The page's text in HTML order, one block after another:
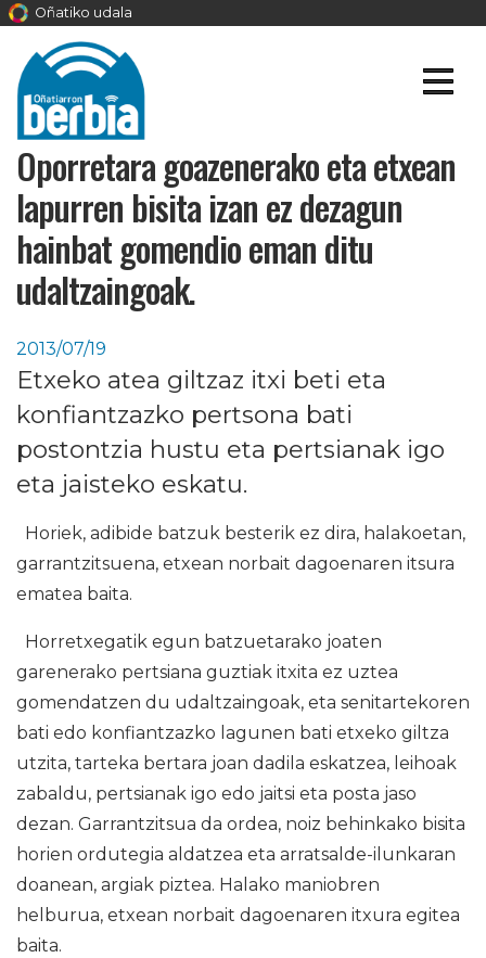
Oñatiko udala
Oporretara goazenerako eta etxean
lapurren bisita izan ez dezagun
hainbat gomendio eman ditu
udaltzaingoak.
2013/07/19
Etxeko atea giltzaz itxi beti eta
konfiantzazko pertsona bati
postontzia hustu eta pertsianak igo
eta jaisteko eskatu.
Horiek, adibide batzuk besterik ez dira, halakoetan,
garrantzitsuena, etxean norbait dagoenaren itsura
ematea baita.
Horretxegatik egun batzuetarako joaten
garenerako pertsiana guztiak itxita ez uztea
gomendatzen du udaltzaingoak, eta senitartekoren
bati edo konfiantzazko lagunen bati etxeko giltza
utzita, tarteka bertara joan dadila eskatzea, leihoak
zabaldu, pertsianak igo edo jaitsi eta posta jaso
dezan. Garrantzitsua da ordea, noiz behinkako bisita
horien ordutegia aldatzea eta arratsalde-ilunkaran
doanean, argiak piztea. Halako maniobren
helburua, etxean norbait dagoenaren itxura egitea
baita.